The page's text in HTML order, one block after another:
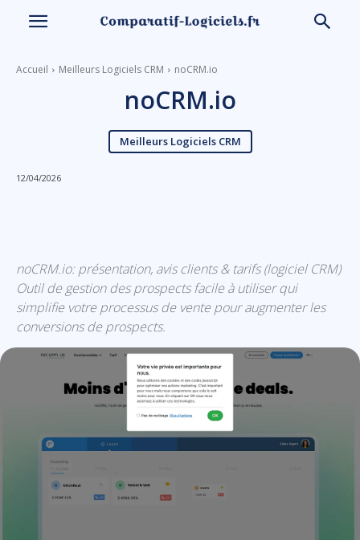
Accueil Meilleurs Logiciels CRM noCRM.io
noCRM.io
Meilleurs Logiciels CRM
12/04/2026
noCRM.io: présentation, avis clients & tarifs (logiciel CRM)
Outil de gestion des prospects facile à utiliser qui
simplifie votre processus de vente pour augmenter les
conversions de prospects.